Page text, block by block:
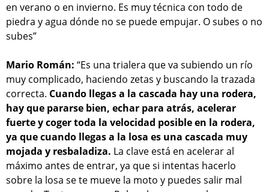
en verano o en invierno. Es muy técnica con todo de
piedra y agua dónde no se puede empujar. O subes o no
subes”
Mario Román: “Es una trialera que va subiendo un río
muy complicado, haciendo zetas y buscando la trazada
correcta. Cuando llegas a la cascada hay una rodera,
hay que pararse bien, echar para atrás, acelerar
fuerte y coger toda la velocidad posible en la rodera,
ya que cuando llegas a la losa es una cascada muy
mojada y resbaladiza. La clave está en acelerar al
máximo antes de entrar, ya que si intentas hacerlo
sobre la losa se te mueve la moto y puedes salir mal